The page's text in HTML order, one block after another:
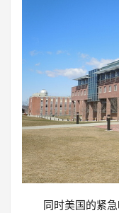
同时美国的紧